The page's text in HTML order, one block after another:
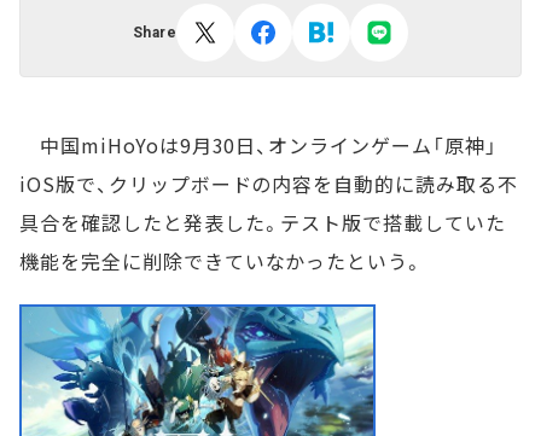
Share
中国miHoYoは9月30日、オンラインゲーム「原神」
iOS版で、クリップボードの内容を自動的に読み取る不
具合を確認したと発表した。テスト版で搭載していた
機能を完全に削除できていなかったという。